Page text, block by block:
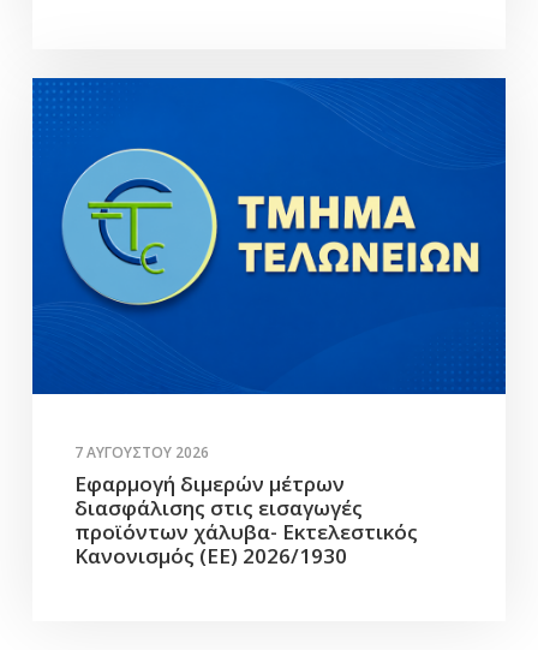
7 ΑΥΓΟΎΣΤΟΥ 2026
Εφαρμογή διμερών μέτρων
διασφάλισης στις εισαγωγές
προϊόντων χάλυβα- Εκτελεστικός
Κανονισμός (ΕΕ) 2026/1930